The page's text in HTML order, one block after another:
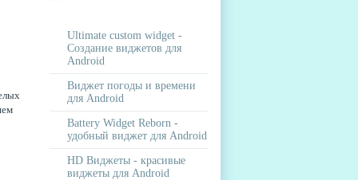
Ultimate custom widget -
Создание виджетов для
Android
Виджет погоды и времени
для Android
Battery Widget Reborn -
удобный виджет для Android
HD Виджеты - красивые
виджеты для Android